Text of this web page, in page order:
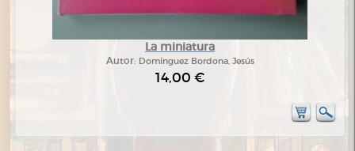
La miniatura
Autor: Domínguez Bordona, Jesús
14,00 €